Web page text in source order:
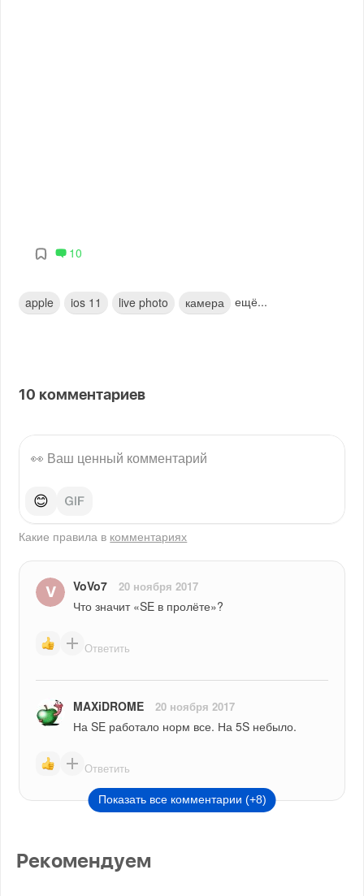
10
apple ios 11 live photo камера ещё...
10 комментариев
😊
Какие правила в комментариях
VoVo7 20 ноября 2017
Что значит «SE в пролёте»?
Ответить
MAXiDROME 20 ноября 2017
На SE работало норм все. На 5S небыло.
Ответить
Показать все комментарии (+8)
Рекомендуем